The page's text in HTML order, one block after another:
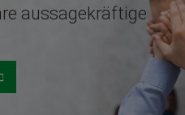
aussagekräftige